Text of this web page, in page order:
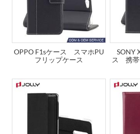
OPPO F1sケース スマホPU
フリップケース
SONY
ス 携帯